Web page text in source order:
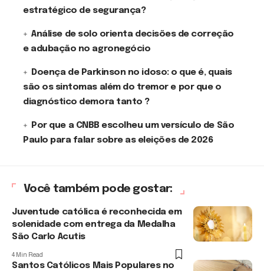
estratégico de segurança?
Análise de solo orienta decisões de correção
e adubação no agronegócio
Doença de Parkinson no idoso: o que é, quais
são os sintomas além do tremor e por que o
diagnóstico demora tanto ?
Por que a CNBB escolheu um versículo de São
Paulo para falar sobre as eleições de 2026
Você também pode gostar:
Juventude católica é reconhecida em
solenidade com entrega da Medalha
São Carlo Acutis
4 Min Read
Santos Católicos Mais Populares no